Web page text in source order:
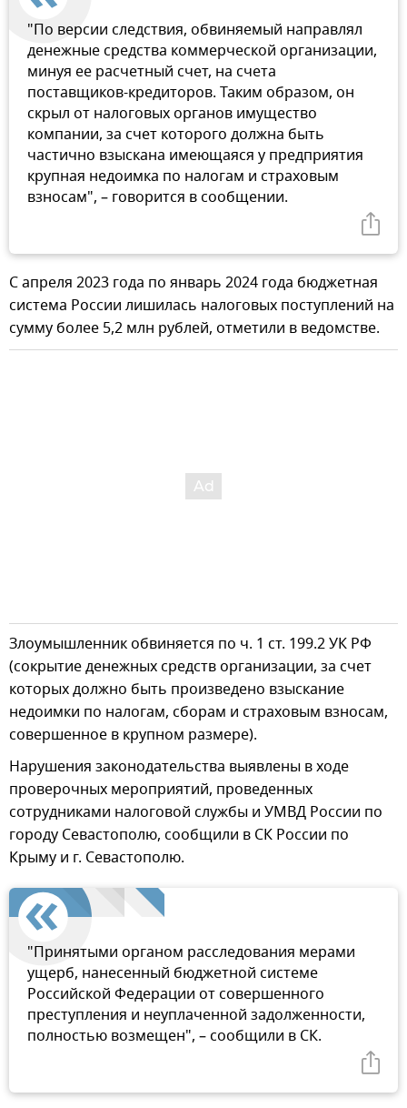
"По версии следствия, обвиняемый направлял
денежные средства коммерческой организации,
минуя ее расчетный счет, на счета
поставщиков-кредиторов. Таким образом, он
скрыл от налоговых органов имущество
компании, за счет которого должна быть
частично взыскана имеющаяся у предприятия
крупная недоимка по налогам и страховым
взносам", – говорится в сообщении.
С апреля 2023 года по январь 2024 года бюджетная
система России лишилась налоговых поступлений на
сумму более 5,2 млн рублей, отметили в ведомстве.
Злоумышленник обвиняется по ч. 1 ст. 199.2 УК РФ
(сокрытие денежных средств организации, за счет
которых должно быть произведено взыскание
недоимки по налогам, сборам и страховым взносам,
совершенное в крупном размере).
Нарушения законодательства выявлены в ходе
проверочных мероприятий, проведенных
сотрудниками налоговой службы и УМВД России по
городу Севастополю, сообщили в СК России по
Крыму и г. Севастополю.
"Принятыми органом расследования мерами
ущерб, нанесенный бюджетной системе
Российской Федерации от совершенного
преступления и неуплаченной задолженности,
полностью возмещен", – сообщили в СК.